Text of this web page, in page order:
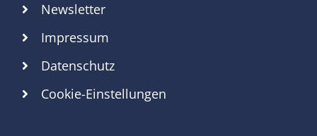
Newsletter
Impressum
Datenschutz
Cookie-Einstellungen